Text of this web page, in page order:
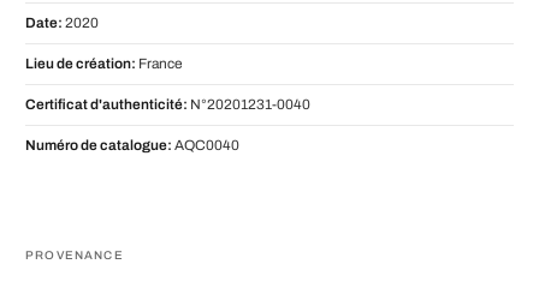
Date: 2020
Lieu de création: France
Certificat d'authenticité: N°20201231-0040
Numéro de catalogue: AQC0040
PROVENANCE